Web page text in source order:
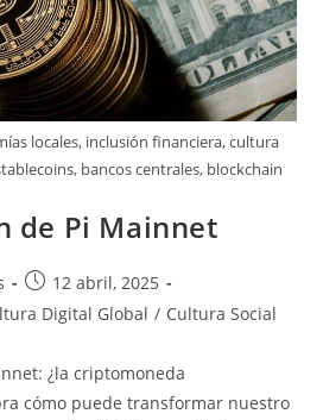
locales, inclusión financiera, cultura
bancos centrales, blockchain
de Pi Mainnet
Entrada
publicada:
12 abril, 2025
Digital Global / Cultura Social
¿la criptomoneda
cómo puede transformar nuestro